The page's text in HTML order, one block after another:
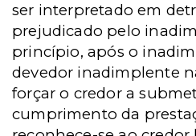
ser interpretado em
prejudicado pelo
princípio, após o
devedor inadimplente
forçar o credor a
cumprimento da